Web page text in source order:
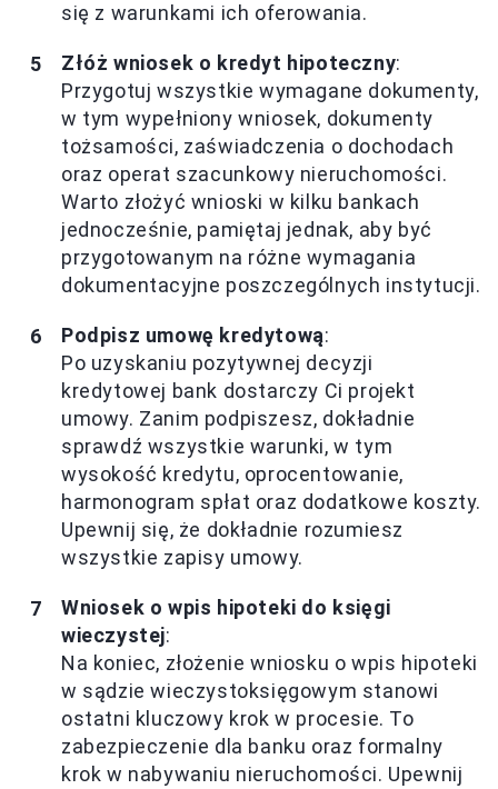
się z warunkami ich oferowania.
Złóż wniosek o kredyt hipoteczny:
Przygotuj wszystkie wymagane dokumenty,
w tym wypełniony wniosek, dokumenty
tożsamości, zaświadczenia o dochodach
oraz operat szacunkowy nieruchomości.
Warto złożyć wnioski w kilku bankach
jednocześnie, pamiętaj jednak, aby być
przygotowanym na różne wymagania
dokumentacyjne poszczególnych instytucji.
Podpisz umowę kredytową:
Po uzyskaniu pozytywnej decyzji
kredytowej bank dostarczy Ci projekt
umowy. Zanim podpiszesz, dokładnie
sprawdź wszystkie warunki, w tym
wysokość kredytu, oprocentowanie,
harmonogram spłat oraz dodatkowe koszty.
Upewnij się, że dokładnie rozumiesz
wszystkie zapisy umowy.
Wniosek o wpis hipoteki do księgi
wieczystej:
Na koniec, złożenie wniosku o wpis hipoteki
w sądzie wieczystoksięgowym stanowi
ostatni kluczowy krok w procesie. To
zabezpieczenie dla banku oraz formalny
krok w nabywaniu nieruchomości. Upewnij